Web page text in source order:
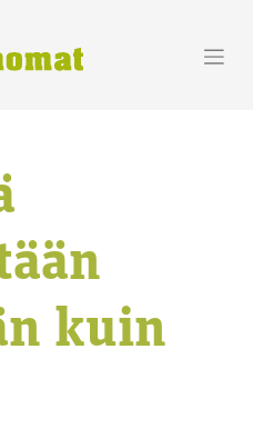
kuin